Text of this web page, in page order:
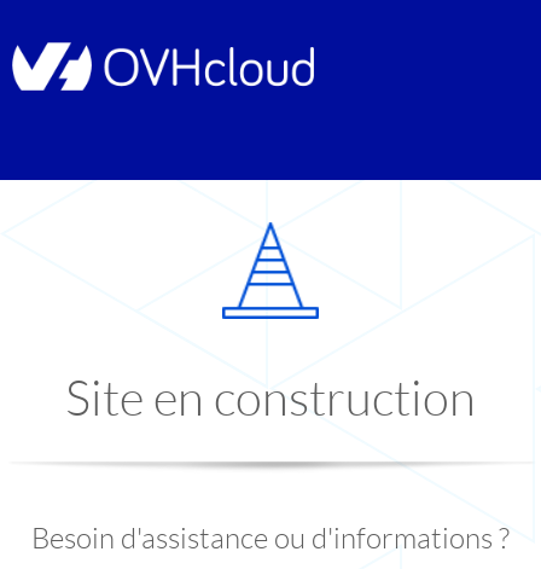
Site en construction
Besoin d'assistance ou d'informations ?